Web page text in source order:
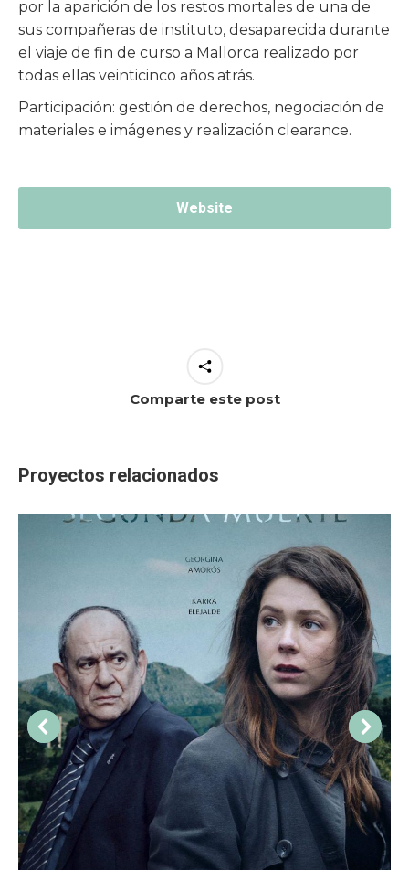
por la aparición de los restos mortales de una de
sus compañeras de instituto, desaparecida durante
el viaje de fin de curso a Mallorca realizado por
todas ellas veinticinco años atrás.
Participación: gestión de derechos, negociación de
materiales e imágenes y realización clearance.
Website
Comparte este post
Proyectos relacionados